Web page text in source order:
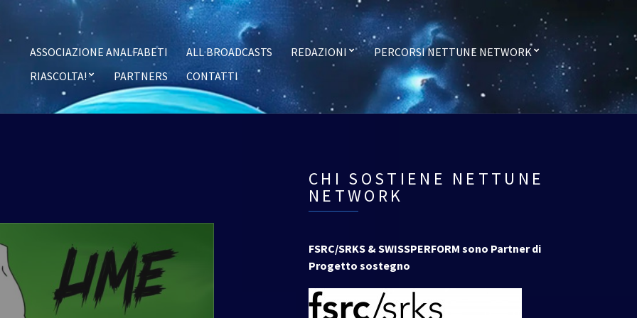
ASSOCIAZIONE ANALFABETI ALL BROADCASTS REDAZIONI
PERCORSI NETTUNE NETWORK
RIASCOLTA!
PARTNERS CONTATTI
CHI SOSTIENE NETTUNE
NETWORK
FSRC/SRKS & SWISSPERFORM sono Partner di
Progetto sostegno